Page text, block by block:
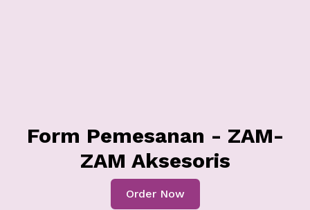
Form Pemesanan - ZAM-
ZAM Aksesoris
Order Now